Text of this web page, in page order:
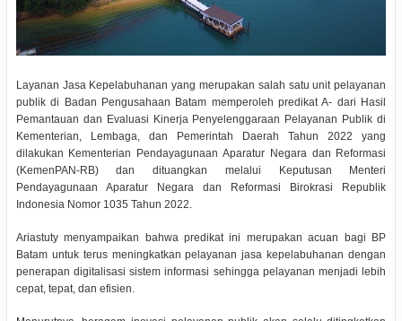
Layanan Jasa Kepelabuhanan yang merupakan salah satu unit pelayanan
publik di Badan Pengusahaan Batam memperoleh predikat A- dari Hasil
Pemantauan dan Evaluasi Kinerja Penyelenggaraan Pelayanan Publik di
Kementerian, Lembaga, dan Pemerintah Daerah Tahun 2022 yang
dilakukan Kementerian Pendayagunaan Aparatur Negara dan Reformasi
(KemenPAN-RB) dan dituangkan melalui Keputusan Menteri
Pendayagunaan Aparatur Negara dan Reformasi Birokrasi Republik
Indonesia Nomor 1035 Tahun 2022.
Ariastuty menyampaikan bahwa predikat ini merupakan acuan bagi BP
Batam untuk terus meningkatkan pelayanan jasa kepelabuhanan dengan
penerapan digitalisasi sistem informasi sehingga pelayanan menjadi lebih
cepat, tepat, dan efisien.